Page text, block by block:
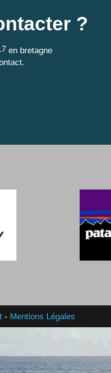
?
en bretagne
- Mentions Légales